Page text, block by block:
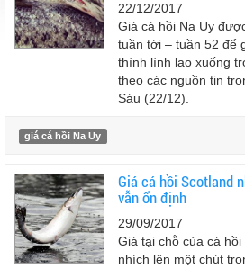
22/12/2017
Giá cá hồi Na Uy
tuần tới – tuần 52 để
thình lình lao xuống
theo các nguồn tin
Sáu (22/12).
giá cá hồi Na Uy
Giá cá hồi Scotland
vẫn ổn định
29/09/2017
Giá tại chỗ của cá
nhích lên một chút